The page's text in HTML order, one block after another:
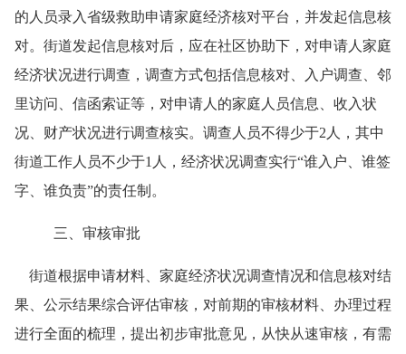
的人员录入省级救助申请家庭经济核对平台，并发起信息核
对。街道发起信息核对后，应在社区协助下，对申请人家庭
经济状况进行调查，调查方式包括信息核对、入户调查、邻
里访问、信函索证等，对申请人的家庭人员信息、收入状
况、财产状况进行调查核实。调查人员不得少于2 人，其中
街道工作人员不少于1 人，经济状况调查实行“谁入户、谁签
字、谁负责”的责任制。
三、审核审批
街道根据申请材料、家庭经济状况调查情况和信息核对结
果、公示结果综合评估审核，对前期的审核材料、办理过程
进行全面的梳理，提出初步审批意见，从快从速审核，有需